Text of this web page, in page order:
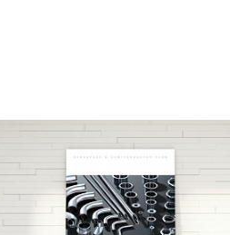
아스플로 ASME BPE 카탈로그